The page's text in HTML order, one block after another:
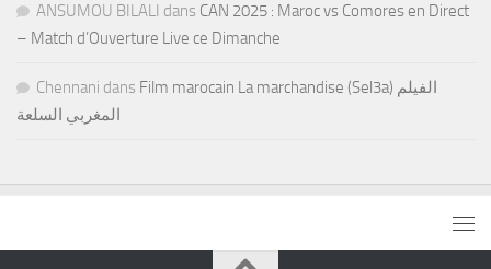
ANSUMOU BILALI dans CAN 2025 : Maroc vs Comores en Direct
– Match d’Ouverture Live ce Dimanche
Chennani dans Film marocain La marchandise (Sel3a) الفيلم
المغربي السلعة